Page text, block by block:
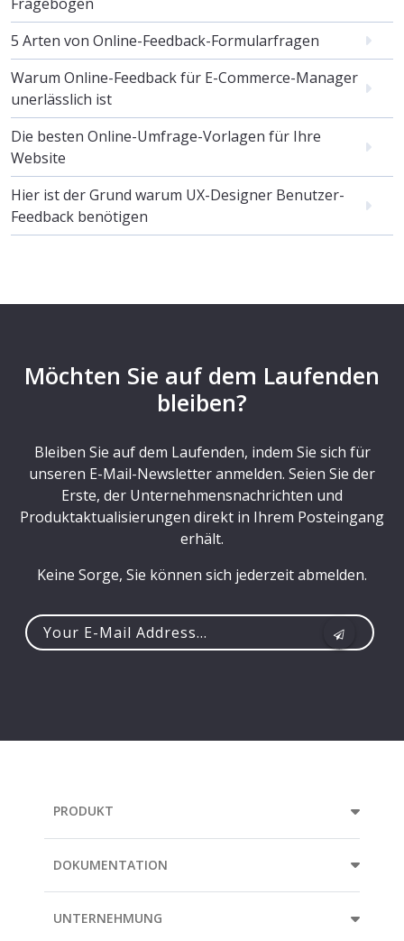
5 Arten von Online-Feedback-Formularfragen
Warum Online-Feedback für E-Commerce-Manager
unerlässlich ist
Die besten Online-Umfrage-Vorlagen für Ihre
Website
Hier ist der Grund warum UX-Designer Benutzer-
Feedback benötigen
Möchten Sie auf dem Laufenden
bleiben?
Bleiben Sie auf dem Laufenden, indem Sie sich für
unseren E-Mail-Newsletter anmelden. Seien Sie der
Erste, der Unternehmensnachrichten und
Produktaktualisierungen direkt in Ihrem Posteingang
erhält.
Keine Sorge, Sie können sich jederzeit abmelden.
PRODUKT
DOKUMENTATION
UNTERNEHMUNG